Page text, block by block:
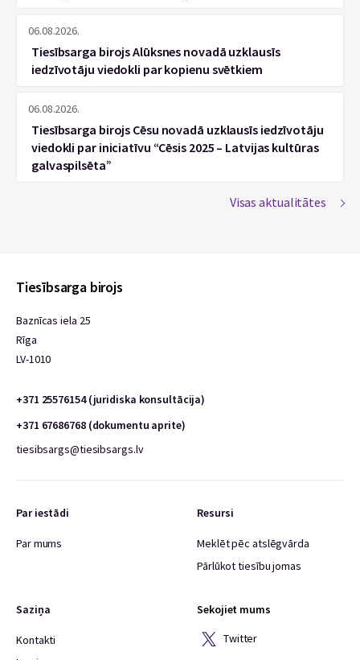
06.08.2026.
Tiesībsarga birojs Alūksnes novadā uzklausīs
iedzīvotāju viedokli par kopienu svētkiem
06.08.2026.
Tiesībsarga birojs Cēsu novadā uzklausīs iedzīvotāju
viedokli par iniciatīvu “Cēsis 2025 – Latvijas kultūras
galvaspilsēta”
Visas aktualitātes
Tiesībsarga birojs
Baznīcas iela 25
Rīga
LV-1010
+371 25576154 (juridiska konsultācija)
+371 67686768 (dokumentu aprite)
tiesibsargs@tiesibsargs.lv
Par iestādi
Par mums
Resursi
Meklēt pēc atslēgvārda
Pārlūkot tiesību jomas
Saziņa
Kontakti
Sekojiet mums
Twitter